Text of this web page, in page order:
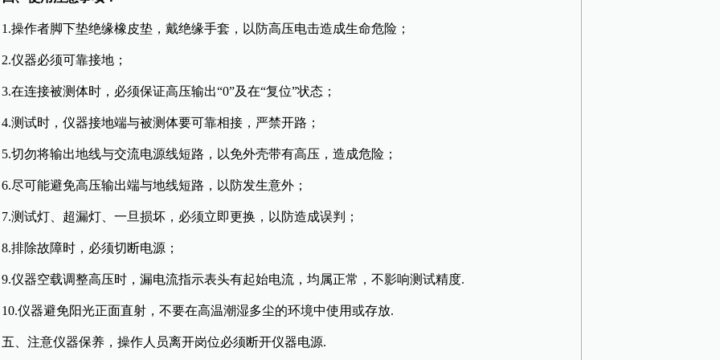
作者脚下垫绝缘橡皮垫，戴绝缘手套 ，以防高压电击造成生命危险；
器必须可靠接地；
连接被测体时，必须保证高压输出“0”及在“复位”状态；
试时，仪器接地端与被测体要可靠相接，严禁开路；
勿将输出地线与交流电源线短路，以免外壳带有高压，造成危险；
可能避免高压输出端与地线短路，以防发生意外；
试灯、超漏灯、一旦损坏，必须立即更换，以防造成误判；
除故障时，必须切断电源；
器空载调整高压时，漏电流指示表头有起始电流，均属正常，不影响测试精度.
器避免阳光正面直射，不要在高温潮湿多尘的环境中使用或存放.
注意仪器保养，操作人员离开岗位必须断开仪器电源.